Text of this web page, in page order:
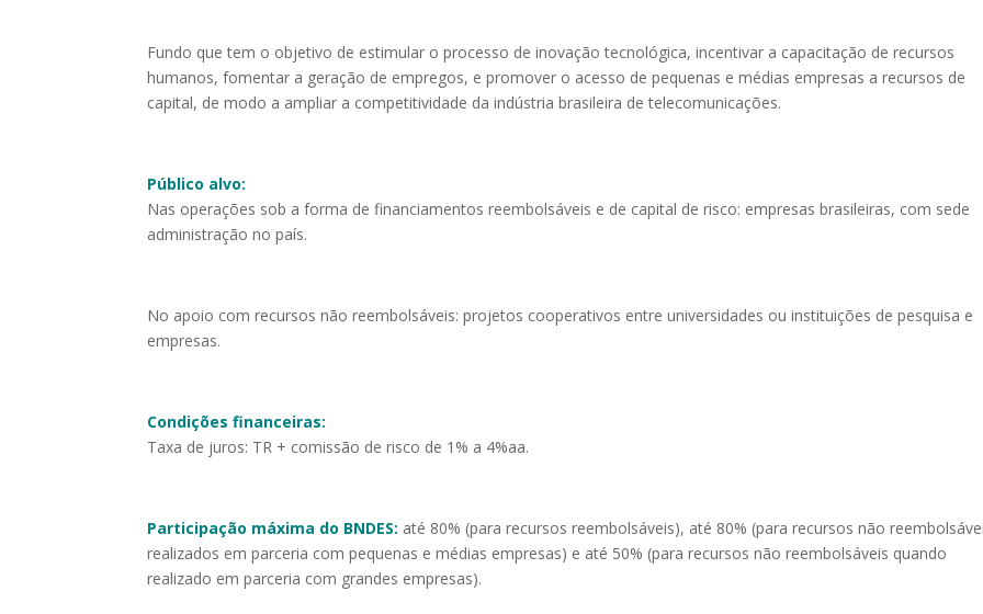
Fundo que tem o objetivo de estimular o processo de inovação tecnológica, incentivar a capacitação de recursos
humanos, fomentar a geração de empregos, e promover o acesso de pequenas e médias empresas a recursos de
capital, de modo a ampliar a competitividade da indústria brasileira de telecomunicações.
Público alvo:
Nas operações sob a forma de financiamentos reembolsáveis e de capital de risco: empresas brasileiras, com sede
administração no país.
No apoio com recursos não reembolsáveis: projetos cooperativos entre universidades ou instituições de pesquisa e
empresas.
Condições financeiras:
Taxa de juros: TR + comissão de risco de 1% a 4%aa.
Participação máxima do BNDES: até 80% (para recursos reembolsáveis), até 80% (para recursos não
realizados em parceria com pequenas e médias empresas) e até 50% (para recursos não reembolsáveis quando
realizado em parceria com grandes empresas).